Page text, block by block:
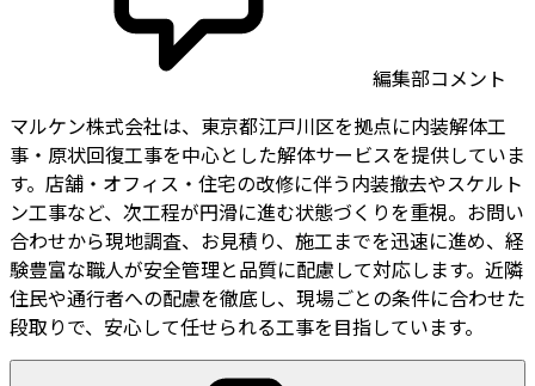
編集部コメント
マルケン株式会社は、東京都江戸川区を拠点に内装解体工
事・原状回復工事を中心とした解体サービスを提供していま
す。店舗・オフィス・住宅の改修に伴う内装撤去やスケルト
ン工事など、次工程が円滑に進む状態づくりを重視。お問い
合わせから現地調査、お見積り、施工までを迅速に進め、経
験豊富な職人が安全管理と品質に配慮して対応します。近隣
住民や通行者への配慮を徹底し、現場ごとの条件に合わせた
段取りで、安心して任せられる工事を目指しています。